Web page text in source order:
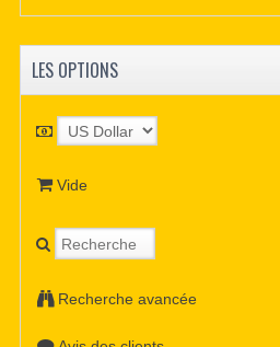
LES OPTIONS
Vide
Recherche avancée